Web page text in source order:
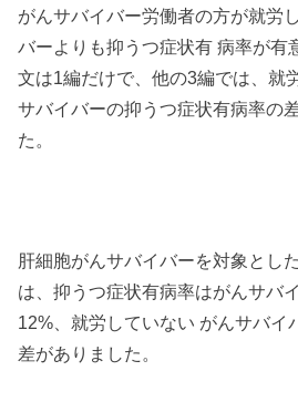
がんサバイバー労働者の方が就労
バーよりも抑うつ症状有 病率が有
文は1編だけで、他の3編では、就
サバイバーの抑うつ症状有病率の
た。
肝細胞がんサバイバーを対象とし
は、抑うつ症状有病率はがんサバ
12%、就労していない がんサバイ
差がありました。